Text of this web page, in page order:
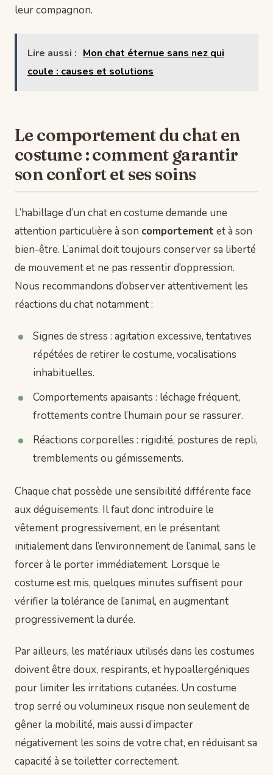
leur compagnon.
Lire aussi : Mon chat éternue sans nez qui
coule : causes et solutions
Le comportement du chat en
costume : comment garantir
son confort et ses soins
L’habillage d’un chat en costume demande une
attention particulière à son comportement et à son
bien-être. L’animal doit toujours conserver sa liberté
de mouvement et ne pas ressentir d’oppression.
Nous recommandons d’observer attentivement les
réactions du chat notamment :
Signes de stress : agitation excessive, tentatives
répétées de retirer le costume, vocalisations
inhabituelles.
Comportements apaisants : léchage fréquent,
frottements contre l’humain pour se rassurer.
Réactions corporelles : rigidité, postures de repli,
tremblements ou gémissements.
Chaque chat possède une sensibilité différente face
aux déguisements. Il faut donc introduire le
vêtement progressivement, en le présentant
initialement dans l’environnement de l’animal, sans le
forcer à le porter immédiatement. Lorsque le
costume est mis, quelques minutes suffisent pour
vérifier la tolérance de l’animal, en augmentant
progressivement la durée.
Par ailleurs, les matériaux utilisés dans les costumes
doivent être doux, respirants, et hypoallergéniques
pour limiter les irritations cutanées. Un costume
trop serré ou volumineux risque non seulement de
gêner la mobilité, mais aussi d’impacter
négativement les soins de votre chat, en réduisant sa
capacité à se toiletter correctement.